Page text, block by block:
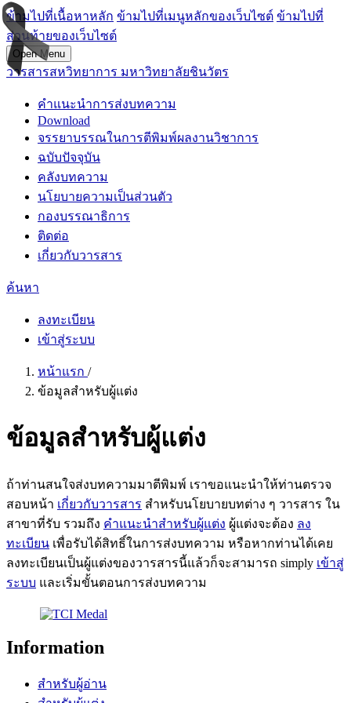
ข้ามไปที่เนื้อหาหลัก ข้ามไปที่เมนูหลักของเว็บไซต์ ข้ามไปที่
ส่วนท้ายของเว็บไซต์
Open Menu
วารสารสหวิทยาการ มหาวิทยาลัยชินวัตร
คำแนะนำการส่งบทความ
Download
จรรยาบรรณในการตีพิมพ์ผลงานวิชาการ
ฉบับปัจจุบัน
คลังบทความ
นโยบายความเป็นส่วนตัว
กองบรรณาธิการ
ติดต่อ
เกี่ยวกับวารสาร
ค้นหา
ลงทะเบียน
เข้าสู่ระบบ
หน้าแรก /
ข้อมูลสำหรับผู้แต่ง
ข้อมูลสำหรับผู้แต่ง
ถ้าท่านสนใจส่งบทความมาตีพิมพ์ เราขอแนะนำให้ท่านตรวจ
สอบหน้า เกี่ยวกับวารสาร สำหรับนโยบายบทต่าง ๆ วารสาร ใน
สาขาที่รับ รวมถึง คำแนะนำสำหรับผู้แต่ง ผู้แต่งจะต้อง ลง
ทะเบียน เพื่อรับได้สิทธิ์ในการส่งบทความ หรือหากท่านได้เคย
ลงทะเบียนเป็นผู้แต่งของวารสารนี้แล้วก็จะสามารถ simply เข้าสู่
ระบบ และเริ่มขั้นตอนการส่งบทความ
Information
สำหรับผู้อ่าน